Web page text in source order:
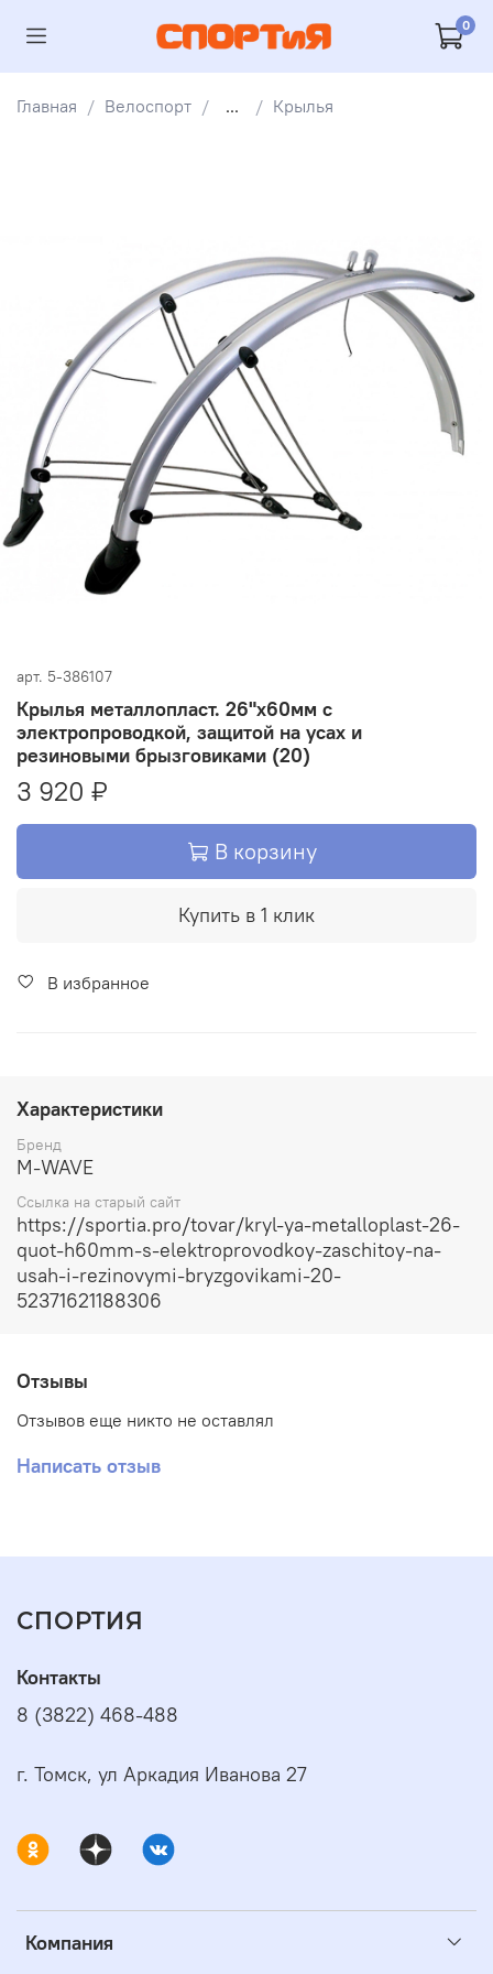
0
Главная Велоспорт ... Крылья
арт. 5-386107
Крылья металлопласт. 26"х60мм с
электропроводкой, защитой на усах и
резиновыми брызговиками (20)
3 920 ₽
В корзину
Купить в 1 клик
В избранное
Характеристики
Бренд
M-WAVE
Ссылка на старый сайт
https://sportia.pro/tovar/kryl-ya-metalloplast-26-
quot-h60mm-s-elektroprovodkoy-zaschitoy-na-
usah-i-rezinovymi-bryzgovikami-20-
52371621188306
Отзывы
Отзывов еще никто не оставлял
Написать отзыв
СПОРТИЯ
Компания
Контакты
8 (3822) 468-488
г. Томск, ул Аркадия Иванова 27